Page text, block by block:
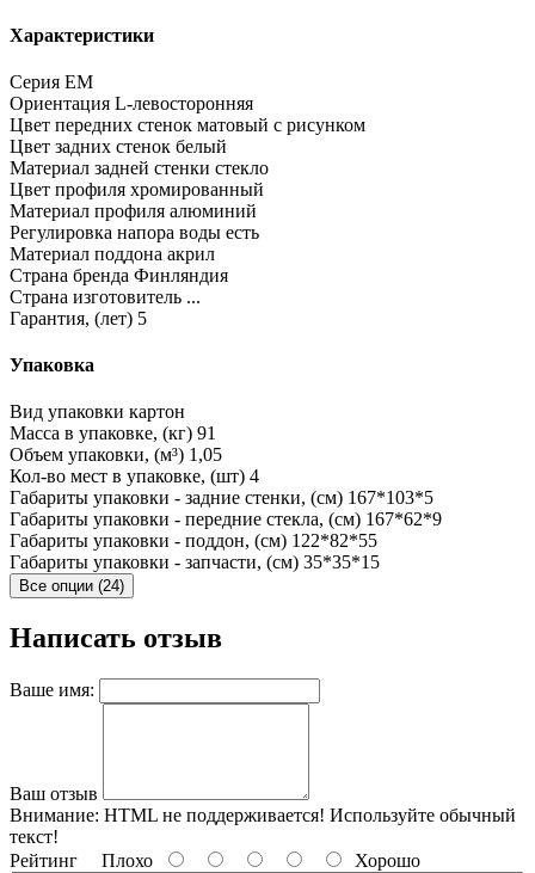
Характеристики
Серия EM
Ориентация L-левосторонняя
Цвет передних стенок матовый с рисунком
Цвет задних стенок белый
Материал задней стенки стекло
Цвет профиля хромированный
Материал профиля алюминий
Регулировка напора воды есть
Материал поддона акрил
Страна бренда Финляндия
Страна изготовитель ...
Гарантия, (лет) 5
Упаковка
Вид упаковки картон
Масса в упаковке, (кг) 91
Объем упаковки, (м³) 1,05
Кол-во мест в упаковке, (шт) 4
Габариты упаковки - задние стенки, (см) 167*103*5
Габариты упаковки - передние стекла, (см) 167*62*9
Габариты упаковки - поддон, (см) 122*82*55
Габариты упаковки - запчасти, (см) 35*35*15
Все опции (24)
Написать отзыв
Ваше имя:
Ваш отзыв
Внимание: HTML не поддерживается! Используйте обычный
текст!
Рейтинг Плохо Хорошо